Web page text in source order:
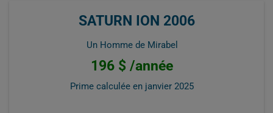
SATURN ION 2006
Un Homme de Mirabel
196 $ /année
Prime calculée en janvier 2025